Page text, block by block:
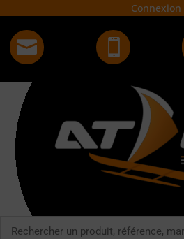
Connexion
 